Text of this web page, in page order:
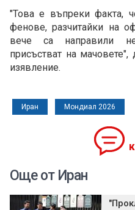
"Това е въпреки факта,
фенове, разчитайки на
вече са направили
присъстват на
изявление.
Иран Мондиал 2026
Още от Иран